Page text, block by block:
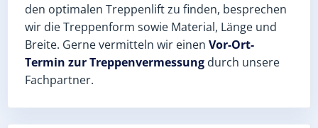
den optimalen Treppenlift zu finden, besprechen
wir die Treppenform sowie Material, Länge und
Breite. Gerne vermitteln wir einen Vor-Ort-
Termin zur Treppenvermessung durch unsere
Fachpartner.